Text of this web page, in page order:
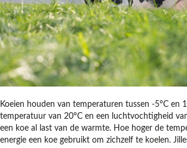
Koeien houden van temperaturen tussen -5°C en
temperatuur van 20°C en een luchtvochtigheid
een koe al last van de warmte. Hoe hoger de
energie een koe gebruikt om zichzelf te koelen.